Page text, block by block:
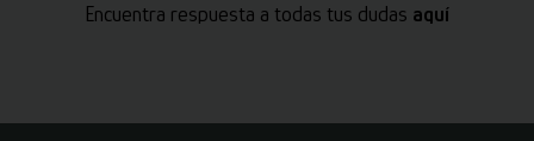
Encuentra respuesta a todas tus dudas aquí